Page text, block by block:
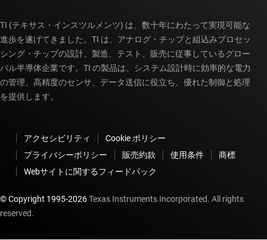
TI (テキサス・インスツルメンツ) は、数十年にわたって実現可能な
進歩を遂げてきました。TI は、アナログ・チップと組込みプロセッ
シング・チップの設計、製造、テスト、販売に従事しているグロー
バル半導体企業です。TI の製品は、システム設計時に効率的な電力
の管理、高精度のセンサ、データ送信に役立ち、優れた制御と処理
を提供します。
アクセシビリティ
Cookie ポリシー
プライバシーポリシー
販売約款 使用条件
商標
Webサイトに関するフィードバック
© Copyright 1995-2026Texas Instruments Incorporated. All rights
reserved.